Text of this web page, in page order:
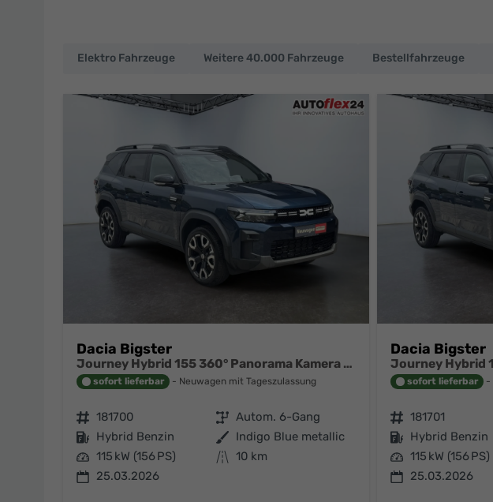
Neuwagen
Fahrzeuge
Top-
Preisen
Elektro Fahrzeuge Weitere 40.000 Fahrzeuge Bestellfahrzeuge
Dacia Bigster
Journey Hybrid 155 360° Panorama Kamera el.Heckklappe Tote Winkel Navi el Heckklappe 2 x Einparkhilfe 19 Zoll Felgen
sofort lieferbar Neuwagen mit Tageszulassung
Fahrzeugnr. 181700 Getriebe Autom. 6-Gang
Kraftstoff Hybrid Benzin Außenfarbe Indigo Blue metallic
Leistung 115 kW (156 PS) Kilometerstand 10 km
25.03.2026
Dacia Bigster
sofort lieferbar
Fahrzeugnr. 181701
Kraftstoff Hybrid Benzin
Leistung 115 kW (156 PS)
25.03.2026